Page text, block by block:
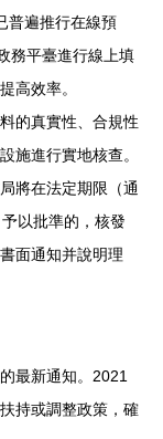
普遍推行在線預
務平臺進行線上填
高效率。
的真實性、合規性
施進行實地核查。
將在法定期限（通
以批準的，核發
面通知并說明理
最新通知。2021
持或調整政策，確